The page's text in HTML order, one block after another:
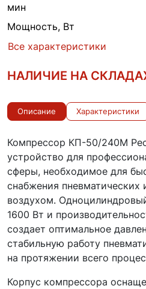
мин
Мощность, Вт
Все характеристики
НАЛИЧИЕ НА
Описание Характеристики
Компрессор КП-50/240М
устройство для
сферы, необходимое для
снабжения
воздухом.
1600 Вт и
создает оптимальное
стабильную работу
на протяжении всего
Корпус компрессора